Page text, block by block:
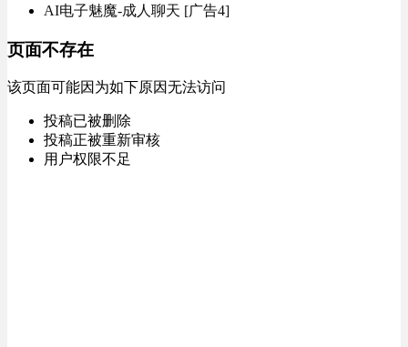
AI电子魅魔-成人聊天 [广告4]
页面不存在
该页面可能因为如下原因无法访问
投稿已被删除
投稿正被重新审核
用户权限不足